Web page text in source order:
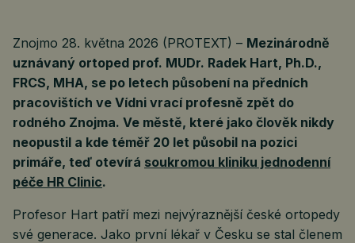
Znojmo 28. května 2026 (PROTEXT) – Mezinárodně
uznávaný ortoped prof. MUDr. Radek Hart, Ph.D.,
FRCS, MHA, se po letech působení na předních
pracovištích ve Vídni vrací profesně zpět do
rodného Znojma. Ve městě, které jako člověk nikdy
neopustil a kde téměř 20 let působil na pozici
primáře, teď otevírá soukromou kliniku jednodenní
péče HR Clinic.
Profesor Hart patří mezi nejvýraznější české ortopedy
své generace. Jako první lékař v Česku se stal členem